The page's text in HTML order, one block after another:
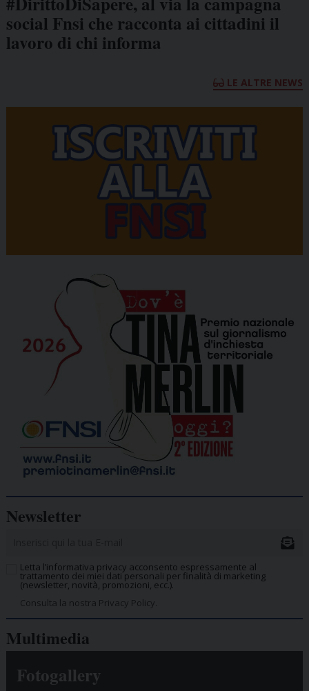
social Fnsi che racconta ai cittadini il
lavoro di chi informa
LE ALTRE NEWS
Newsletter
Letta l’informativa privacy acconsento espressamente al
trattamento dei miei dati personali per finalità di marketing
(newsletter, novità, promozioni, ecc.).
Consulta la nostra Privacy Policy.
Multimedia
Fotogallery